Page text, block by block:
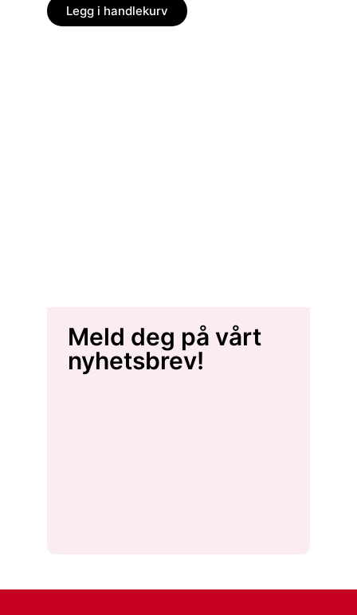
Legg i handlekurv
Meld deg på vårt
nyhetsbrev!